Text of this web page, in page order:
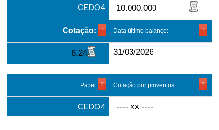
CEDO4 10.000.000
Cotação: Data último balanço:
6.24 31/03/2026
Papel: Cotação por proventos
CEDO4 ---- xx ----